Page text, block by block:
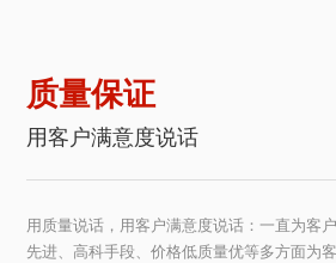
质量保证
用客户满意度说话
用质量说话，用客户满意度说话：一直为客
先进、高科手段、价格低质量优等多方面为